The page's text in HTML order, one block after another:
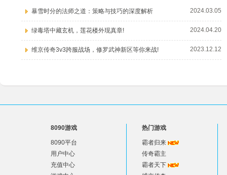
暴雪时分的法师之道：策略与技巧的深度解析 2024.03.05
绿毒塔中藏玄机，莲花楼外现真章! 2024.04.20
维京传奇3v3跨服战场，修罗武神新区等你来战! 2023.12.12
8090游戏
8090平台
用户中心
充值中心
热门游戏
霸者归来
传奇霸主
霸者天下